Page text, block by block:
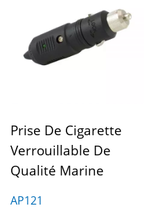
Prise De Cigarette
Verrouillable De
Qualité Marine
AP121